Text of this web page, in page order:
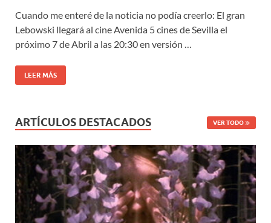
Cuando me enteré de la noticia no podía creerlo: El gran
Lebowski llegará al cine Avenida 5 cines de Sevilla el
próximo 7 de Abril a las 20:30 en versión …
LEER MÁS
ARTÍCULOS DESTACADOS VER TODO